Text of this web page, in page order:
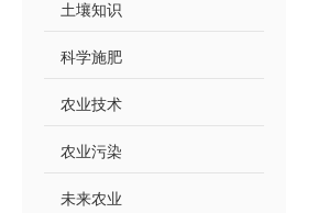
土壤知识
科学施肥
农业技术
农业污染
未来农业